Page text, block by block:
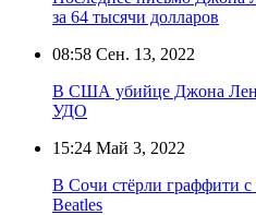
за 64 тысячи долларов
08:58 Сен. 13, 2022
В США убийце Джона
УДО
15:24 Май 3, 2022
В Сочи стёрли граффити с
Beatles